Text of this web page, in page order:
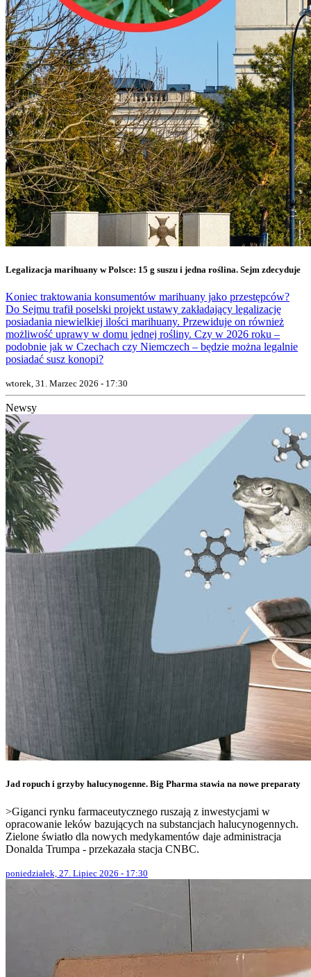
Legalizacja marihuany w Polsce: 15 g suszu i jedna roślina. Sejm zdecyduje
Koniec traktowania konsumentów marihuany jako przestępców?
Do Sejmu trafił poselski projekt ustawy zakładający legalizację
posiadania niewielkiej ilości marihuany. Przewiduje on również
możliwość uprawy w domu jednej rośliny. Czy w 2026 roku –
podobnie jak w Czechach czy Niemczech – będzie można legalnie
posiadać susz konopi?
wtorek, 31. Marzec 2026 - 17:30
Newsy
Jad ropuch i grzyby halucynogenne. Big Pharma stawia na nowe preparaty
>Giganci rynku farmaceutycznego ruszają z inwestycjami w
opracowanie leków bazujących na substancjach halucynogennych.
Zielone światło dla nowych medykamentów daje administracja
Donalda Trumpa - przekazała stacja CNBC.
poniedziałek, 27. Lipiec 2026 - 17:30